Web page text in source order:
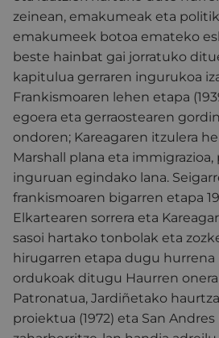
zeinean, emakumeak eta
emakumeek botoa emateko
beste hainbat gai jorratuko
kapitulua gerraren ingurukoa
Frankismoaren lehen etapa
egoera eta gerraostearen
ondoren; Kareagaren itzulera
Marshall plana eta immigrazioa,
inguruan egindako lana.
frankismoaren bigarren etapa
Elkartearen sorrera eta
sasoi hartako tonbolak eta
hirugarren etapa dugu hurrena
ordukoak ditugu Haurren
Patronatua, Jardiñetako
proiektua (1972) eta San